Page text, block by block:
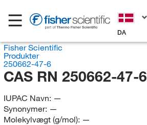
DA
Fisher Scientific
Produkter
250662-47-6
CAS RN 250662-47-6
IUPAC Navn: —
Synonymer: —
Molekylvægt (g/mol): —